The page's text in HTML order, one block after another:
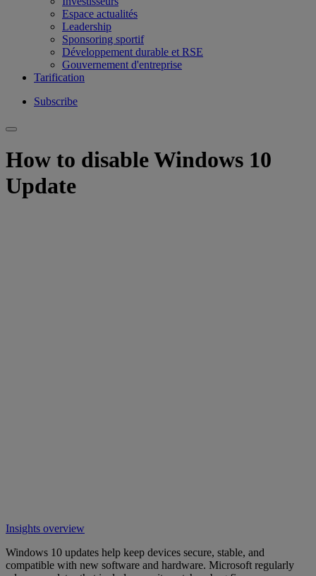
Espace actualités
Leadership
Sponsoring sportif
Développement durable et RSE
Gouvernement d'entreprise
Tarification
Subscribe
How to disable Windows 10
Update
Insights overview
Windows 10 updates help keep devices secure, stable, and
compatible with new software and hardware. Microsoft regularly